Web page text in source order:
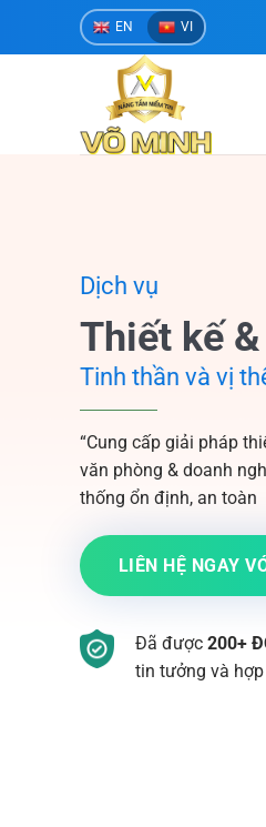
EN VI
Dịch vụ
Thiết kế
Tinh thần và vị
“Cung cấp giải pháp
văn phòng & doanh
thống ổn định, an toàn
LIÊN HỆ NGAY
Đã được200+
tin tưởng và